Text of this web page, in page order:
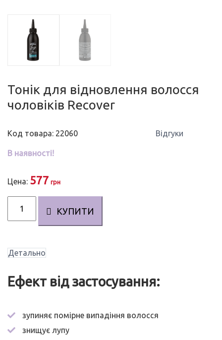
Тонік для відновлення волосся
чоловіків Recover
Код товара: 22060
В наявності!
Відгуки
Цена: 577 грн
відновлення
чоловіків
кількість
КУПИТИ
Детально
Ефект від застосування:
зупиняє помірне випадіння волосся
знищує лупу